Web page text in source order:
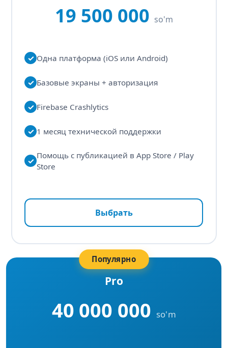
19 500 000 so'm
✓ Одна платформа (iOS или Android)
✓ Базовые экраны + авторизация
✓ Firebase Crashlytics
✓ 1 месяц технической поддержки
✓
Помощь с публикацией в App Store / Play
Store
Выбрать
Популярно
Pro
40 000 000 so'm